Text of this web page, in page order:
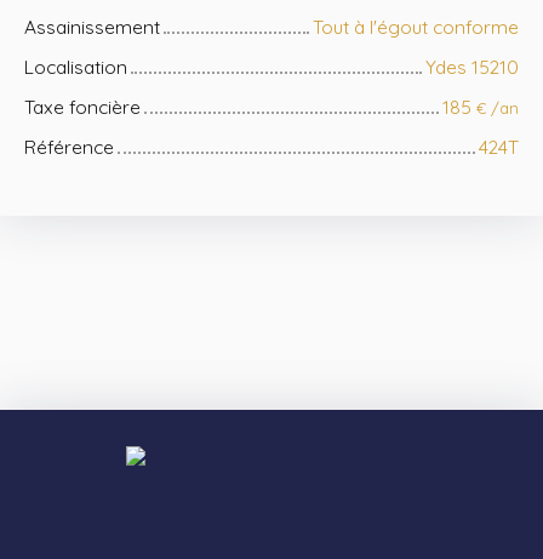
Assainissement
Tout à l'égout conforme
Localisation
Ydes 15210
Taxe foncière
185 € /an
Référence 424T